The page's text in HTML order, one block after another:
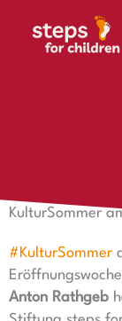
KulturSommer
#KulturSommer
Anton Rathgeb